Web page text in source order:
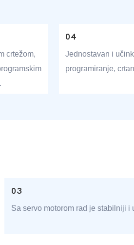
crtežom,
04
Jednostavan i
programiranje,
03
Sa servo motorom rad je stabilniji i